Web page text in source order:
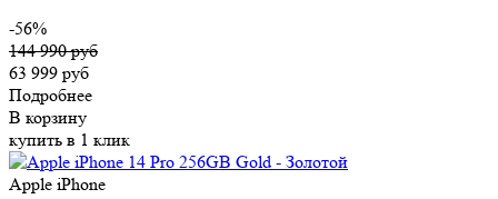
-56%
144 990 руб
63 999 руб
Подробнее
В корзину
купить в 1 клик
Apple iPhone